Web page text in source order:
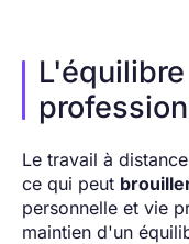
Le travail à
ce qui peut
personnelle et vie
maintien d'un